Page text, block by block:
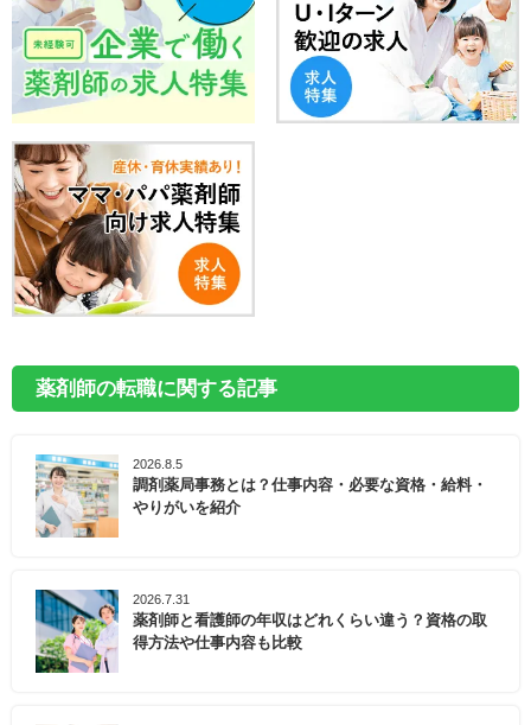
薬剤師の転職に関する記事
2026.8.5
調剤薬局事務とは？仕事内容・必要な資格・給料・
やりがいを紹介
2026.7.31
薬剤師と看護師の年収はどれくらい違う？資格の取
得方法や仕事内容も比較